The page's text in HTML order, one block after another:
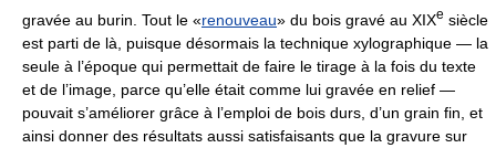
gravée au burin. Tout le «renouveau» du bois gravé au XIXe siècle
est parti de là, puisque désormais la technique xylographique — la
seule à l’époque qui permettait de faire le tirage à la fois du texte
et de l’image, parce qu’elle était comme lui gravée en relief —
pouvait s’améliorer grâce à l’emploi de bois durs, d’un grain fin, et
ainsi donner des résultats aussi satisfaisants que la gravure sur